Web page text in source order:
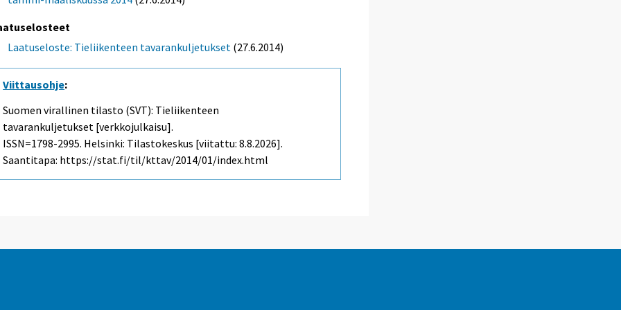
Laatuseloste: Tieliikenteen tavarankuljetukset (27.6.2014)
Viittausohje:
Suomen virallinen tilasto (SVT): Tieliikenteen
tavarankuljetukset [verkkojulkaisu].
ISSN=1798-2995. Helsinki: Tilastokeskus [viitattu: 8.8.2026].
Saantitapa: https://stat.fi/til/kttav/2014/01/index.html